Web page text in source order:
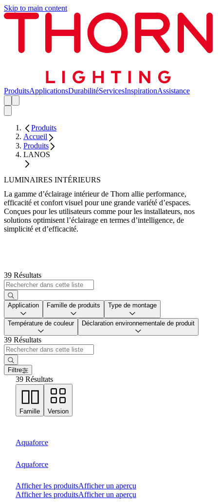
Skip to main content
ProduitsApplicationsDurabilitéServicesInspirationAssistance
Produits
Accueil
Produits
LANOS
LUMINAIRES INTÉRIEURS
La gamme d’éclairage intérieur de Thorn allie performance,
efficacité et confort visuel pour une grande variété d’espaces.
Conçues pour les utilisateurs comme pour les installateurs, nos
solutions optimisent l’éclairage en termes d’intelligence, de
simplicité et d’efficacité.
39 Résultats
Application Famille de produits Type de montage
Température de couleur Déclaration environnementale de produit
39 Résultats
Filtre
39 Résultats
Famille Version
Aquaforce
Aquaforce
Afficher les produitsAfficher un aperçu
Afficher les produitsAfficher un aperçu